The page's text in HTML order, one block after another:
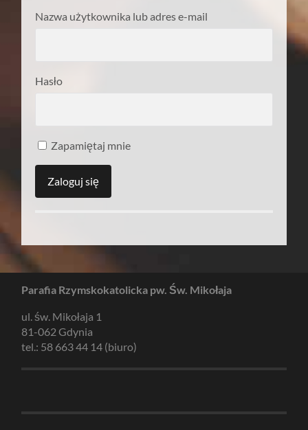
Nazwa użytkownika lub adres e-mail
Hasło
Zapamiętaj mnie
Parafia Rzymskokatolicka pw. Św. Mikołaja
ul. św. Mikołaja 1
81-062 Gdynia
tel.: 58 663 44 14 (biuro)